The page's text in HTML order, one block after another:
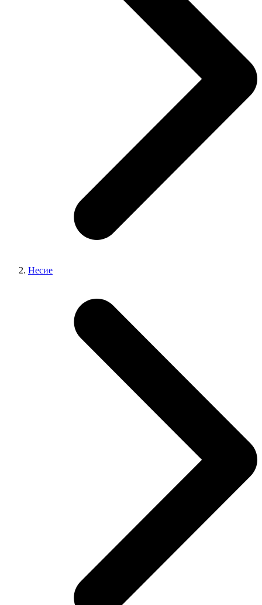
Несие